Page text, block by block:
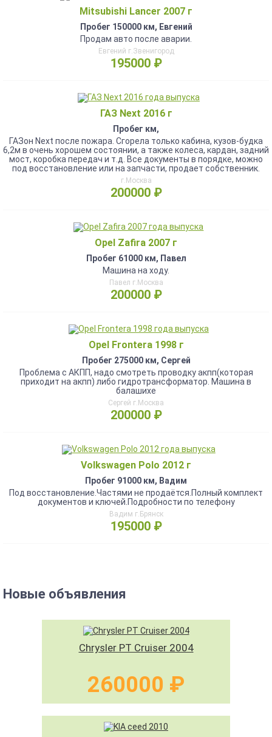
Mitsubishi Lancer 2007 г
Пробег 150000 км, Евгений
Продам авто после аварии.
Евгений г.Звенигород
195000 ₽
ГАЗ Next 2016 г
Пробег км,
ГАЗон Next после пожара. Сгорела только кабина, кузов-будка
6,2м в очень хорошем состоянии, а также колеса, кардан, задний
мост, коробка передач и т.д. Все документы в порядке, можно
под восстановление или на запчасти, продает собственник.
г.Москва
200000 ₽
Opel Zafira 2007 г
Пробег 61000 км, Павел
Машина на ходу.
Павел г.Москва
200000 ₽
Opel Frontera 1998 г
Пробег 275000 км, Сергей
Проблема с АКПП, надо смотреть проводку акпп(которая
приходит на акпп) либо гидротрансформатор. Машина в
балашихе
Сергей г.Москва
200000 ₽
Volkswagen Polo 2012 г
Пробег 91000 км, Вадим
Под восстановление.Частями не продаётся.Полный комплект
документов и ключей.Подробности по телефону
Вадим г.Брянск
195000 ₽
Новые объявления
Chrysler PT Cruiser 2004
260000 ₽